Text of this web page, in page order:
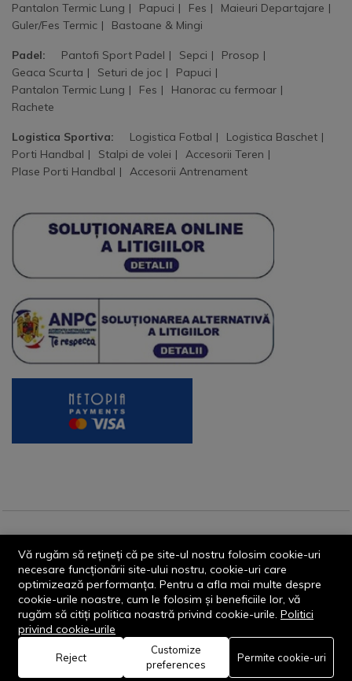
Pantalon Termic Lung
Papuci Fes
Maieuri Departajare
Guler/Fes Termic
Bastoane & Mingi
Padel: Pantofi Sport Padel Sepci
Prosop
Geaca Scurta
Seturi de joc
Papuci
Pantalon Termic Lung
Fes
Hanorac cu fermoar
Rachete
Logistica Sportiva: Logistica Fotbal
Logistica Baschet
Porti Handbal
Stalpi de volei
Accesorii Teren
Plase Porti Handbal
Accesorii Antrenament
© 2013-2026 - Dornik Total Services S.R.L. CUI 32211812
Reg.Com. J13/1996/2013, Str. Transilvaniei, Nr. 19A
Rămâi conectat:
Acasă Categorie
0
Coș Favorite Cont
Vă rugăm să rețineți că pe site-ul nostru folosim cookie-uri
necesare funcționării site-ului nostru, cookie-uri care
optimizează performanța. Pentru a afla mai multe despre
cookie-urile noastre, cum le folosim și beneficiile lor, vă
rugăm să citiți politica noastră privind cookie-urile. Politici
privind cookie-urile
Reject
Customize
preferences
Permite cookie-uri